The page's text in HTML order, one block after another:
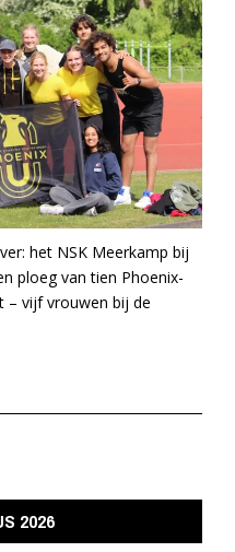
het NSK Meerkamp bij
ploeg van tien Phoenix-
– vijf vrouwen bij de
2026